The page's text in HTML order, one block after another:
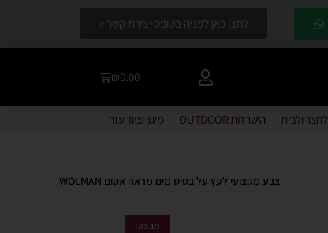
לחצו כאן לפניה בטופס יצירת קשר »
₪0.00
לחצר ולבית הישרדות OUTDOOR מיגון וציוד עזר
צבע מקצועי לעץ על בסיס מים מראה אטום WOLMAN
מבצע!